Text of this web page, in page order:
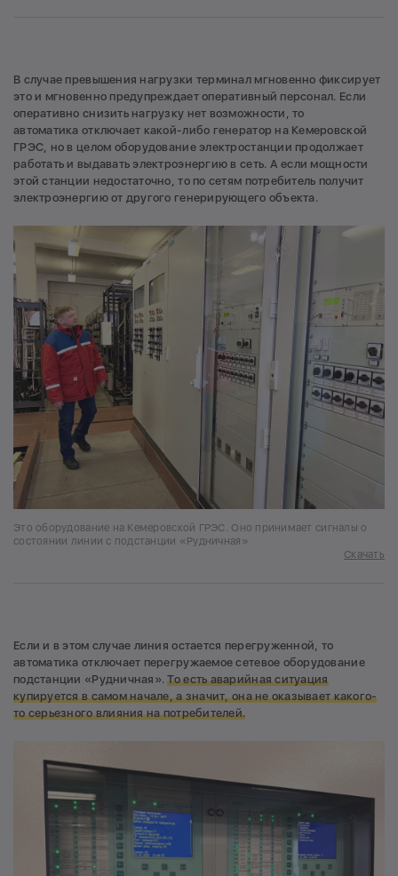
В случае превышения нагрузки терминал мгновенно фиксирует
это и мгновенно предупреждает оперативный персонал. Если
оперативно снизить нагрузку нет возможности, то
автоматика отключает какой-либо генератор на Кемеровской
ГРЭС, но в целом оборудование электростанции продолжает
работать и выдавать электроэнергию в сеть. А если мощности
этой станции недостаточно, то по сетям потребитель получит
электроэнергию от другого генерирующего объекта.
Это оборудование на Кемеровской ГРЭС. Оно принимает сигналы о
состоянии линии с подстанции «Рудничная»
Скачать
Если и в этом случае линия остается перегруженной, то
автоматика отключает перегружаемое сетевое оборудование
подстанции «Рудничная».То есть аварийная ситуация
купируется в самом начале, а значит, она не оказывает какого-
то серьезного влияния на потребителей.